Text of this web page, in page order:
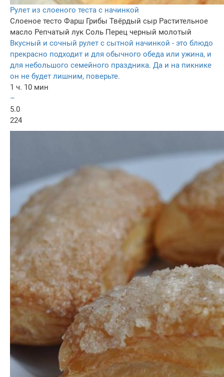
Рулет из слоеного теста с начинкой
Слоеное тесто Фарш Грибы Твёрдый сыр Растительное
масло Репчатый лук Соль Перец черный молотый
Вкусный и сочный рулет с сытной начинкой - это блюдо
прекрасно подходит и для обычного обеда или ужина, и
для небольшого семейного праздника. Да и на пикнике
он не будет лишним, поверьте.
1 ч. 10 мин
–
5.0
224